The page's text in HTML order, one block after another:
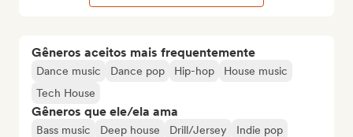
Gêneros aceitos mais frequentemente
Dance music Dance pop Hip-hop
House music
Tech House
Gêneros que ele/ela ama
Bass music Deep house Drill/Jersey
Indie pop